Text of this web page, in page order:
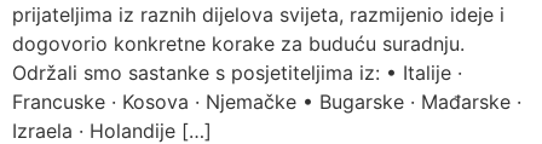
prijateljima iz raznih dijelova svijeta, razmijenio ideje i
dogovorio konkretne korake za buduću suradnju.
Održali smo sastanke s posjetiteljima iz: • Italije ·
Francuske · Kosova · Njemačke • Bugarske · Mađarske ·
Izraela · Holandije […]